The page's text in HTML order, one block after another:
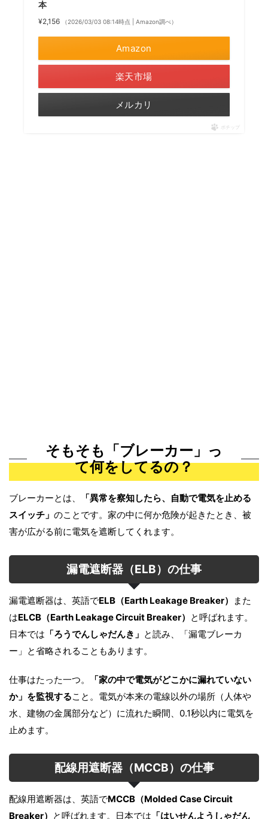
本
¥2,156 （2026/03/03 08:14時点 | Amazon調べ）
Amazon
楽天市場
メルカリ
ポチップ
そもそも「ブレーカー」っ
て何をしてるの？
ブレーカーとは、
「異常を察知したら、自動で電気を止める
スイッチ」 のことです。家の中に何か危険が起きたとき、被
害が広がる前に電気を遮断してくれます。
漏電遮断器（ELB）の仕事
漏電遮断器は、英語でELB（Earth Leakage Breaker）
また
はELCB（Earth Leakage Circuit Breaker） と呼ばれます。
日本では 「ろうでんしゃだんき」 と読み、「漏電ブレーカ
ー」と省略されることもあります。
仕事はたった一つ。
「家の中で電気がどこかに漏れていない
か」を監視すること。電気が本来の電線以外の場所（人体や
水、建物の金属部分など）に流れた瞬間、0.1秒以内に電気を
止めます。
配線用遮断器（MCCB）の仕事
配線用遮断器は、英語でMCCB（Molded Case Circuit
Breaker） と呼ばれます。日本では 「はいせんようしゃだん